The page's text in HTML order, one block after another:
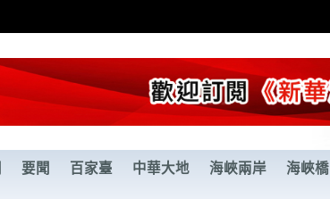
要聞 百家臺 中華大地 海峽兩岸 海峽橋